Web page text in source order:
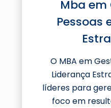
Mba em
Pessoas
O MBA em
Liderança
líderes para
foco em